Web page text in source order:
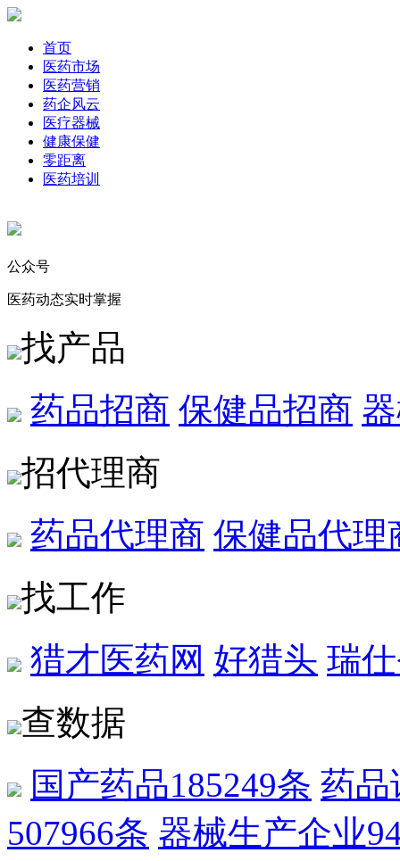
首页
医药市场
医药营销
药企风云
医疗器械
健康保健
零距离
医药培训
公众号
医药动态实时掌握
找产品
药品招商 保健品招商
招代理商
药品代理商 保健品代理
找工作
猎才医药网 好猎头 瑞
查数据
国产药品185249条 药品
507966条 器械生产企业